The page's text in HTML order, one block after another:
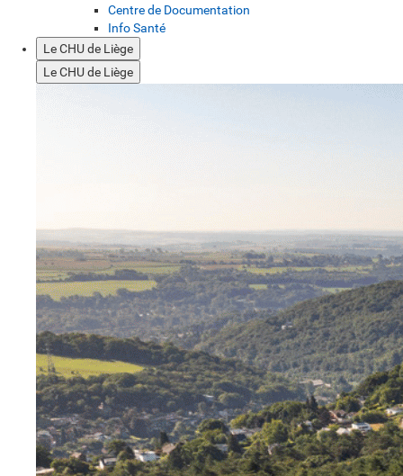
Centre de Documentation
Info Santé
Le CHU de Liège
Le CHU de Liège